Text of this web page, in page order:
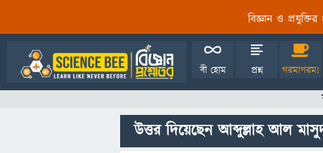
বিজ্ঞান ও
বী হোম প্রশ্ন গরমাগরম!
উত্তর দিয়েছেন আব্দুল্লাহ আল